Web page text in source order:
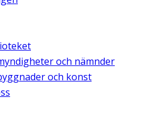
och nämnder
och konst